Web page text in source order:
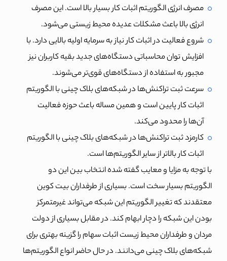
مصرف انرژی الگوریتم اثبات کار بسیار بالا است. این مصرف
انرژی بالا باعث مشکلات عدیده محیط زیستی می‌شود.
شروع فعالیت در اثبات کار نیاز به سرمایه اولیه بالایی دارد. با
افزایش توان محاسباتی دستگاه‌های جدید بقیه کاربران نیز
مجبور به استفاده از دستگاه‌های قوی‌تر می‌شوند.
سرعت ثبت تراکنش‌ها در شبکه‌های بلاک چینی با الگوریتم
اثبات کار پایین است و همین مساله باعث حوزه فعالیت
آن‌ها را محدود می‌کند.
کارمزد ثبت تراکنش‌ها در شبکه‌های بلاک چینی با الگوریتم
اثبات کار بالاتر از سایر الگوریتم‌ها است.
با توجه به مزایا و معایب گفته شده انتخاب بین این دو
الگوریتم بسیار سخت است. بسیاری از طرفداران بیت کوین
معتقدند که تغییر الگوریتم این شبکه می‌تواند غیرمتمرکز
بودن این شبکه را دچار ابهام کند. در مقابل بسیاری از دولت
مردان و طرفداران محیط زیست اثبات سهام را گزینه بهتری برای
شبکه‌های بلاک چینی می‌دانند. در حال حاضر انواع الگوریتم‌ها